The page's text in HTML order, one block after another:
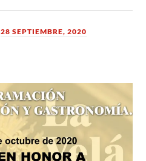
28 SEPTIEMBRE, 2020